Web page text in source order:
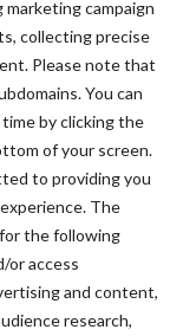
campaign
collecting precise
Please note that
You can
by clicking the
of your screen.
to providing you
The
the following
or access
and content,
research,